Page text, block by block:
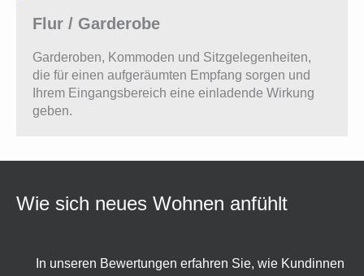
Flur / Garderobe
Garderoben, Kommoden und Sitzgelegenheiten,
die für einen aufgeräumten Empfang sorgen und
Ihrem Eingangsbereich eine einladende Wirkung
geben.
Wie sich neues Wohnen anfühlt
In unseren Bewertungen erfahren Sie, wie Kundinnen